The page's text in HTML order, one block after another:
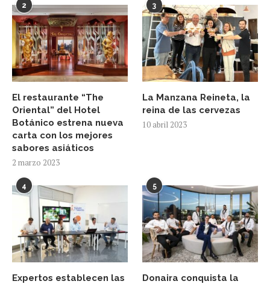
2
El restaurante “The
Oriental” del Hotel
Botánico estrena nueva
carta con los mejores
sabores asiáticos
2 marzo 2023
3
La Manzana Reineta, la
reina de las cervezas
10 abril 2023
4
Expertos establecen las
5
Donaira conquista la